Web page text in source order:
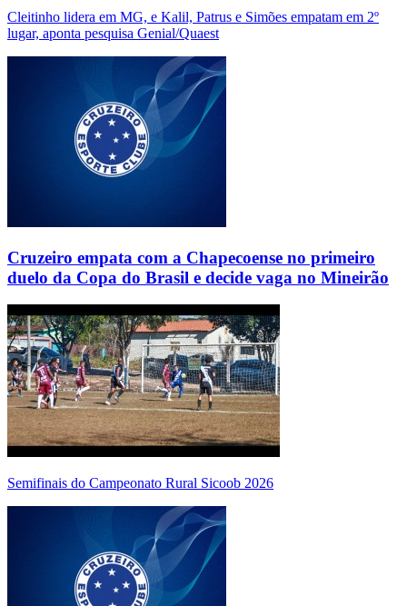
Cleitinho lidera em MG, e Kalil, Patrus e Simões empatam em 2º
lugar, aponta pesquisa Genial/Quaest
Cruzeiro empata com a Chapecoense no primeiro
duelo da Copa do Brasil e decide vaga no Mineirão
Semifinais do Campeonato Rural Sicoob 2026